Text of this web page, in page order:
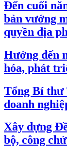
Đến cuối
bản vướng
quyền địa
Hướng đến
hóa, phát
Tổng Bí thư
doanh
Xây dựng
bộ, công